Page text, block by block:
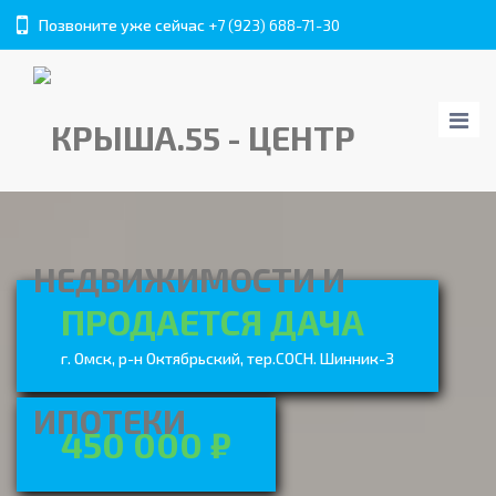
Позвоните уже сейчас +7 (923) 688-71-30
ПРОДАЕТСЯ ДАЧА
г. Омск, р-н Октябрьский, тер.СОСН. Шинник-3
450 000 ₽